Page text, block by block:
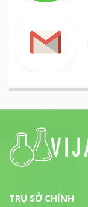
TRỤ SỞ CHÍNH